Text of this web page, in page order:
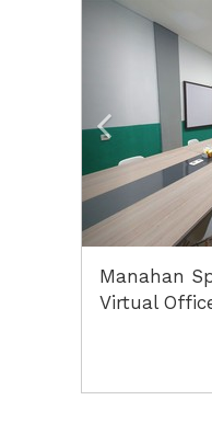
Previous
Manahan
Virtual